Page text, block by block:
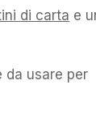
di carta e
da usare per